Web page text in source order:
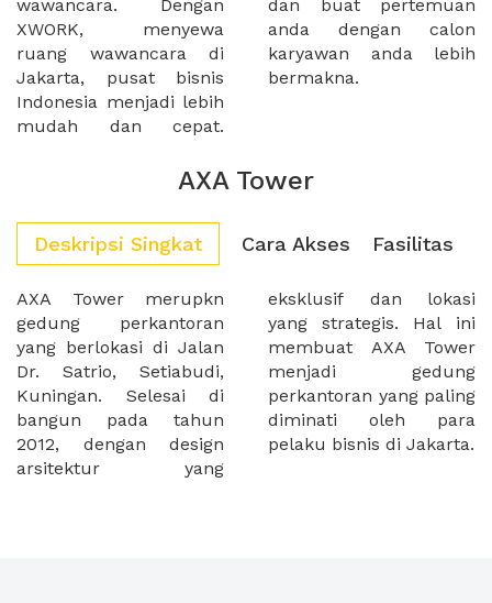
wawancara. Dengan
XWORK, menyewa
ruang wawancara di
Jakarta, pusat bisnis
Indonesia menjadi lebih
mudah dan cepat.
dan buat pertemuan
anda dengan calon
karyawan anda lebih
bermakna.
AXA Tower
Deskripsi Singkat Cara Akses Fasilitas
AXA Tower merupkn
gedung perkantoran
yang berlokasi di Jalan
Dr. Satrio, Setiabudi,
Kuningan. Selesai di
bangun pada tahun
2012, dengan design
arsitektur yang
eksklusif dan lokasi
yang strategis. Hal ini
membuat AXA Tower
menjadi gedung
perkantoran yang paling
diminati oleh para
pelaku bisnis di Jakarta.